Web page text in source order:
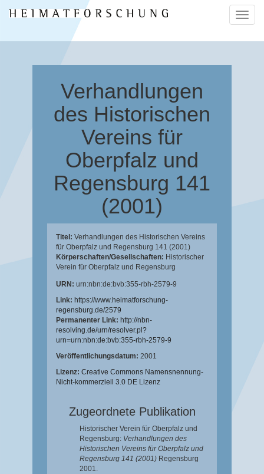
ein-/
Verhandlungen
des Historischen
Vereins für
Oberpfalz und
Regensburg 141
(2001)
Titel: Verhandlungen des Historischen Vereins
für Oberpfalz und Regensburg 141 (2001)
Körperschaften/Gesellschaften: Historischer
Verein für Oberpfalz und Regensburg
URN: urn:nbn:de:bvb:355-rbh-2579-9
Link: https://www.heimatforschung-
regensburg.de/2579
Permanenter Link: http://nbn-
resolving.de/urn/resolver.pl?
urn=urn:nbn:de:bvb:355-rbh-2579-9
Veröffentlichungsdatum: 2001
Lizenz: Creative Commons Namensnennung-
Nicht-kommerziell 3.0 DE Lizenz
Zugeordnete Publikation
Historischer Verein für Oberpfalz und
Regensburg: Verhandlungen des
Historischen Vereins für Oberpfalz und
Regensburg 141 (2001) Regensburg
2001.